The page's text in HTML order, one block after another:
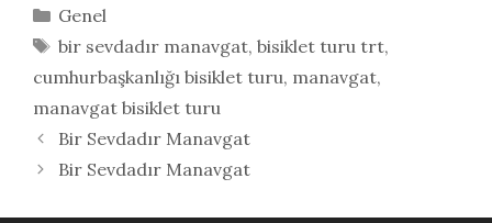
Kategoriler
Genel
Etiketler
bir sevdadır manavgat, bisiklet turu trt,
cumhurbaşkanlığı bisiklet turu, manavgat,
manavgat bisiklet turu
Bir Sevdadır Manavgat
Bir Sevdadır Manavgat